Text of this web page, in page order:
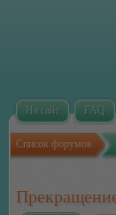
На сайт FAQ
Список форумов